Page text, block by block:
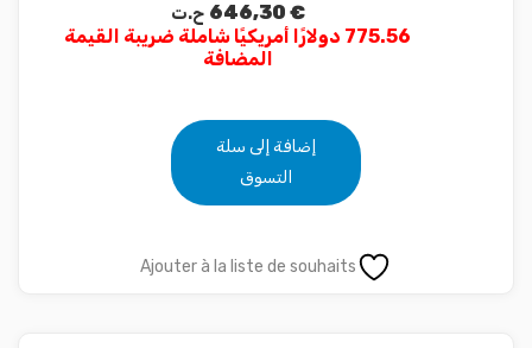
646,30 € ح.ت
775.56 دولارًا أمريكيًا شاملة ضريبة القيمة
المضافة
إضافة إلى سلة
التسوق
Ajouter à la liste de souhaits